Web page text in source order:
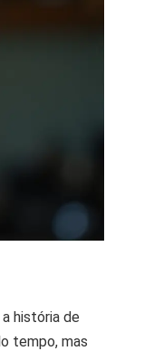
história de
tempo, mas